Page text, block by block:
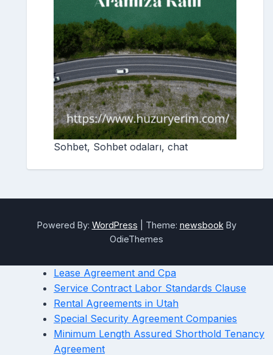
Sohbet, Sohbet odaları, chat
Powered By: WordPress Theme: newsbook By
OdieThemes
Lease Agreement and Cpa
Service Contract Labor Standards Clause
Rental Agreements in Utah
Special Security Agreement Companies
Minimum Length Assured Shorthold Tenancy
Agreement